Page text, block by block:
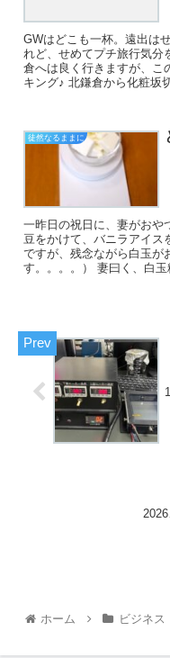
GWはどこも一杯。遠出は
れど、せめてプチ旅行気分
倉へは良く行きますが、こ
キング♪ 北鎌倉から化粧坂
徒然なるままに
一昨日の祝日に、妻がおや
豆をかけて、バニラアイス
ですが、残念ながら白玉が
す。。。。） 妻曰く、白
ホーム ビジネス